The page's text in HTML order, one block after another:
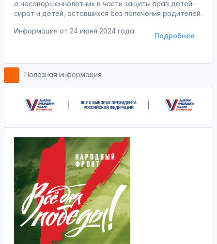
о несовершеннолетних в части защиты прав детей-
сирот и детей, оставшихся без попечения родителей.
Подробнее
Информация от 24 июня 2024 года
Полезная информация